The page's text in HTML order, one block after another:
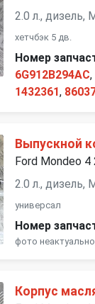
2.0 л., дизель,
хетчбэк 5 дв.
Номер
6G912B294AC,
1432361,
Выпускной
Ford Mondeo 4
2.0 л., дизель,
универсал
Номер
фото
Корпус